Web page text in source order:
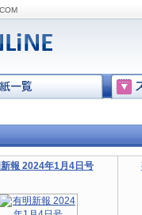
報 2024年1月4日号